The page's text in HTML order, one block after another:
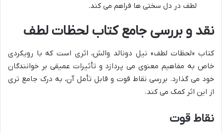
لطف در دل سختی ها فراهم می کند.
نقد و بررسی جامع کتاب لحظات لطف
کتاب «لحظات لطف» نیل دونالد والش، اثری است که با رویکردی
خاص به مفاهیم معنوی می پردازد و تأثیرات عمیقی بر خوانندگان
خود می گذارد. بررسی نقاط قوت و قابل تأمل آن، به درک جامع تری
از این اثر کمک می کند.
نقاط قوت